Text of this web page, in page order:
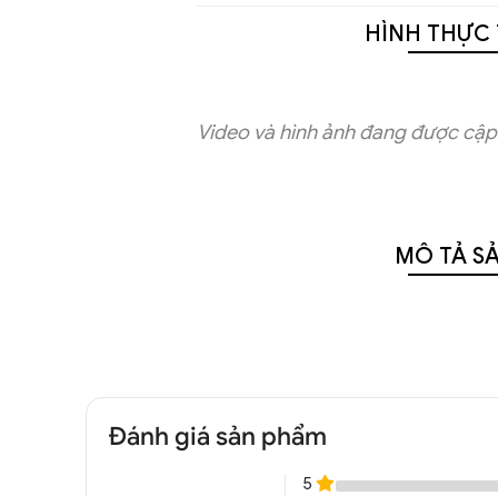
HÌNH THỰC
Video và hình ảnh đang được
MÔ TẢ
Đánh giá sản phẩm
5